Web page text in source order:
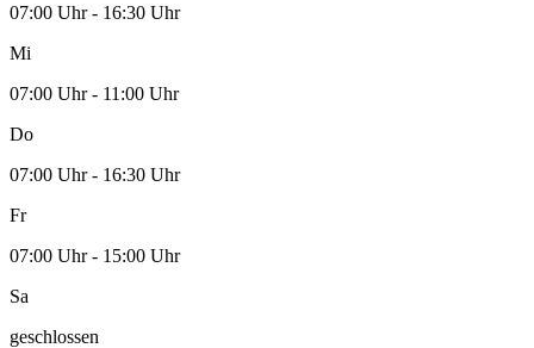
07:00 Uhr - 16:30 Uhr
Mi
07:00 Uhr - 11:00 Uhr
Do
07:00 Uhr - 16:30 Uhr
Fr
07:00 Uhr - 15:00 Uhr
Sa
geschlossen